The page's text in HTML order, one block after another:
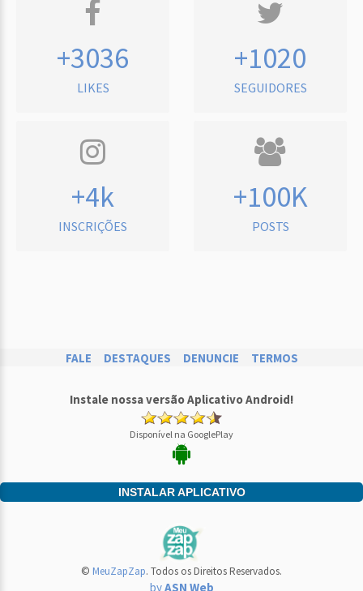
+3036
LIKES
+1020
SEGUIDORES
+4k
INSCRIÇÕES
+100K
POSTS
FALE DESTAQUES DENUNCIE TERMOS
Instale nossa versão Aplicativo Android!
Disponível na GooglePlay
INSTALAR APLICATIVO
© MeuZapZap. Todos os Direitos Reservados.
byASN Web